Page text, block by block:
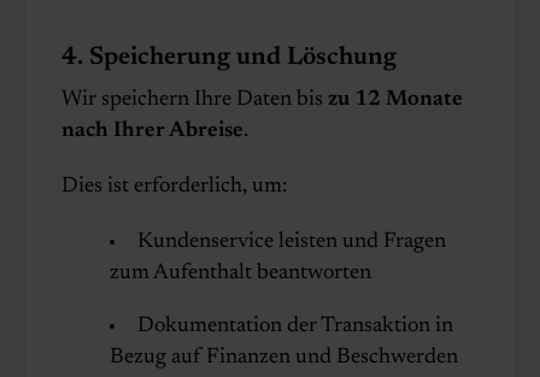
4. Speicherung und Löschung
Wir speichern Ihre Daten bis zu 12 Monate
nach Ihrer Abreise.
Dies ist erforderlich, um:
Kundenservice leisten und Fragen
zum Aufenthalt beantworten
Dokumentation der Transaktion in
Bezug auf Finanzen und Beschwerden